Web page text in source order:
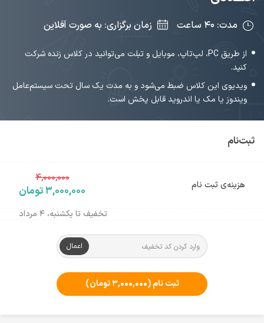
مدت: ۴۰ ساعت زمان برگزاری: به صورت آفلاین
از طریق PC، لپ‌تاپ، موبایل و تبلت می‌توانید در کلاس زنده شرکت
کنید.
ویدیوی این کلاس ضبط می‌شود و به مدت یک سال تحت سیستم‌عامل
ویندوز یا مک یا اندروید قابل پخش است.
ثبت‌نام
هزینه‌ی ثبت نام
۴,۰۰۰,۰۰۰
۳,۰۰۰,۰۰۰ تومان
تخفیف تا یکشنبه، ۴ مرداد
اعمال
ثبت نام(۳,۰۰۰,۰۰۰ تومان)